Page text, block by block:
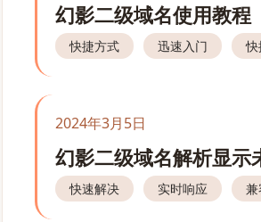
幻影二级域名使用教程
快捷方式 迅速入门
2024年3月5日
幻影二级域名解析显示
快速解决 实时响应